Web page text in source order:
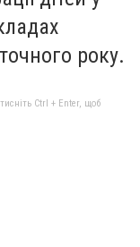
року.
Ctrl + Enter, щоб